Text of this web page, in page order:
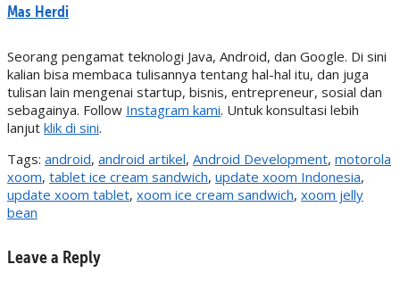
Mas Herdi
Seorang pengamat teknologi Java, Android, dan Google. Di sini
kalian bisa membaca tulisannya tentang hal-hal itu, dan juga
tulisan lain mengenai startup, bisnis, entrepreneur, sosial dan
sebagainya. Follow Instagram kami. Untuk konsultasi lebih
lanjut klik di sini.
Tags: android, android artikel, Android Development, motorola
xoom, tablet ice cream sandwich, update xoom Indonesia,
update xoom tablet, xoom ice cream sandwich, xoom jelly
bean
Leave a Reply